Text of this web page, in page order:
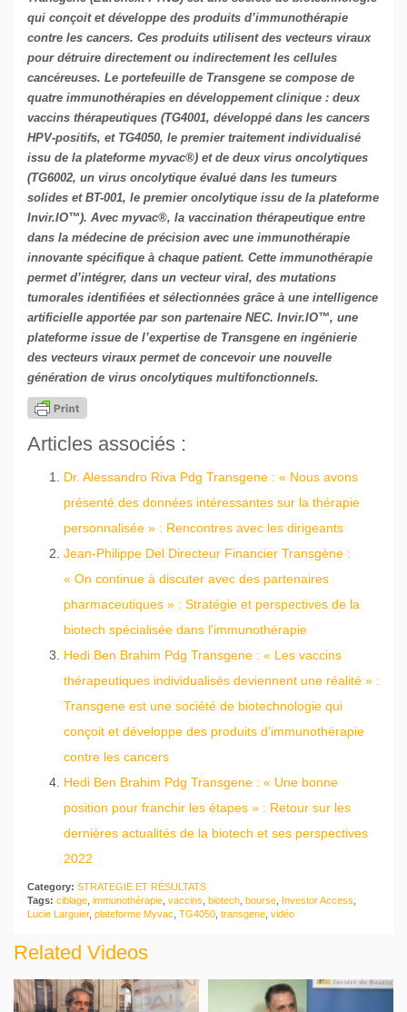
qui conçoit et développe des produits d’immunothérapie
contre les cancers. Ces produits utilisent des vecteurs viraux
pour détruire directement ou indirectement les cellules
cancéreuses. Le portefeuille de Transgene se compose de
quatre immunothérapies en développement clinique : deux
vaccins thérapeutiques (TG4001, développé dans les cancers
HPV-positifs, et TG4050, le premier traitement individualisé
issu de la plateforme myvac®) et de deux virus oncolytiques
(TG6002, un virus oncolytique évalué dans les tumeurs
solides et BT-001, le premier oncolytique issu de la plateforme
Invir.IO™). Avec myvac®, la vaccination thérapeutique entre
dans la médecine de précision avec une immunothérapie
innovante spécifique à chaque patient. Cette immunothérapie
permet d’intégrer, dans un vecteur viral, des mutations
tumorales identifiées et sélectionnées grâce à une intelligence
artificielle apportée par son partenaire NEC. Invir.IO™, une
plateforme issue de l’expertise de Transgene en ingénierie
des vecteurs viraux permet de concevoir une nouvelle
génération de virus oncolytiques multifonctionnels.
Articles associés :
Dr. Alessandro Riva Pdg Transgene : « Nous avons
présenté des données intéressantes sur la thérapie
personnalisée » : Rencontres avec les dirigeants
Jean-Philippe Del Directeur Financier Transgène :
« On continue à discuter avec des partenaires
pharmaceutiques » : Stratégie et perspectives de la
biotech spécialisée dans l'immunothérapie
Hedi Ben Brahim Pdg Transgene : « Les vaccins
thérapeutiques individualisés deviennent une réalité » :
Transgene est une société de biotechnologie qui
conçoit et développe des produits d’immunothérapie
contre les cancers
Hedi Ben Brahim Pdg Transgene : « Une bonne
position pour franchir les étapes » : Retour sur les
dernières actualités de la biotech et ses perspectives
2022
Category: STRATEGIE ET RÉSULTATS
Tags: ciblage immunothérapie vaccins biotech bourse Investor Access
Lucie Larguier, plateforme Myvac TG4050 transgene vidéo
Related Videos